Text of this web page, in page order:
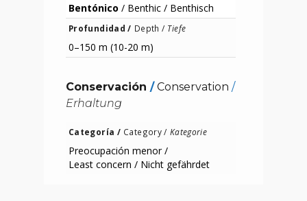
Bentónico / Benthic / Benthisch
Profundidad / Depth / Tiefe
0–150 m (10-20 m)
Conservación / Conservation /
Erhaltung
Categoría / Category / Kategorie
Preocupación menor /
Least concern / Nicht gefährdet